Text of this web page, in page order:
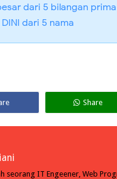
dari 5 bilangan prima
dari 5 nama
Share
seorang IT Engeener, Web